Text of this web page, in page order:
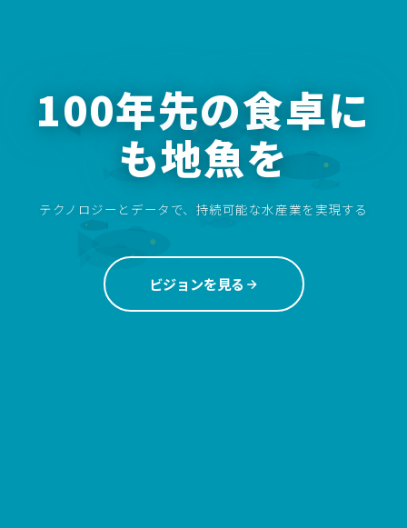
100年先の食卓に
も地魚を
テクノロジーとデータで、持続可能な水産業を実現する
ビジョンを見る